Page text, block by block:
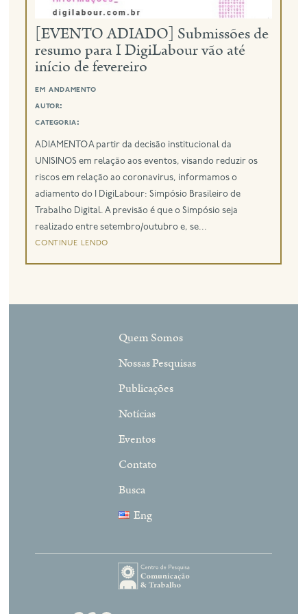
eng
[EVENTO ADIADO] Submissões de
resumo para I DigiLabour vão até
início de fevereiro
em andamento
autor:
categoria:
ADIAMENTO A partir da decisão institucional da
UNISINOS em relação aos eventos, visando reduzir os
riscos em relação ao coronavirus, informamos o
adiamento do I DigiLabour: Simpósio Brasileiro de
Trabalho Digital. A previsão é que o Simpósio seja
realizado entre setembro/outubro e, se...
continue lendo
Quem Somos
Nossas Pesquisas
Publicações
Notícias
Eventos
Contato
Busca
Eng